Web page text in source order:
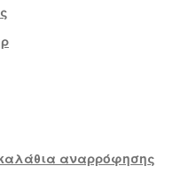
αναρρόφησης